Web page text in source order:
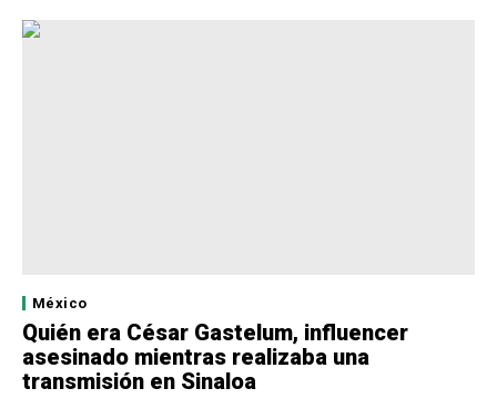
México
Quién era César Gastelum, influencer
asesinado mientras realizaba una
transmisión en Sinaloa